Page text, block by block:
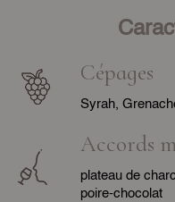
Cépages
Syrah,
Accords
plateau de
poire-chocolat